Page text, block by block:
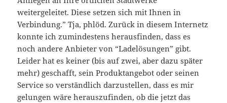
weitergeleitet. Diese setzen sich mit Ihnen in
Verbindung.” Tja, phlöd. Zurück in diesem Internetz
konnte ich zumindestens herausfinden, dass es
noch andere Anbieter von “Ladelösungen” gibt.
Leider hat es keiner (bis auf zwei, aber dazu später
mehr) geschafft, sein Produktangebot oder seinen
Service so verständlich darzustellen, dass es mir
gelungen wäre herauszufinden, ob die jetzt das